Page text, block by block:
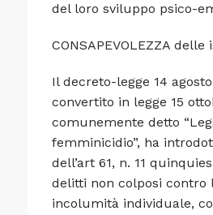
del loro sviluppo psico-
CONSAPEVOLEZZA
Il decreto-legge 14
convertito in legge 15
comunemente detto
femminicidio”, ha
dell’art 61, n. 11
delitti non colposi contro
incolumità individuale,